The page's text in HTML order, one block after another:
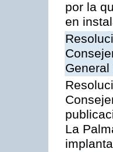
por la
en
La